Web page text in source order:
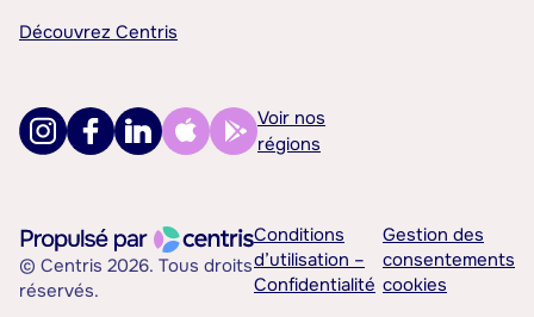
Découvrez Centris
Voir nos
régions
© Centris 2026. Tous droits
réservés.
Conditions
d’utilisation –
Confidentialité
Gestion des
consentements
cookies